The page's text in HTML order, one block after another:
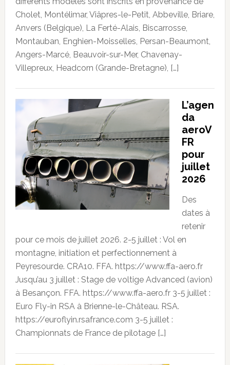
Cholet, Montélimar, Viâpres-le-Petit, Abbeville, Briare,
Anvers (Belgique), La Ferté-Alais, Biscarrosse,
Montauban, Enghien-Moisselles, Persan-Beaumont,
Angers-Marcé, Beauvoir-sur-Mer, Chavenay-
Villepreux, Headcorn (Grande-Bretagne), […]
L’agen
da
aeroV
FR
pour
juillet
2026
Des
dates à
retenir
pour ce mois de juillet 2026. 2-5 juillet : Vol en
montagne, initiation et perfectionnement à
Peyresourde. CRA10. FFA. https://www.ffa-aero.fr
Jusqu’au 3 juillet : Stage de voltige Advanced (avion)
à Besançon. FFA. https://www.ffa-aero.fr 3-5 juillet :
Euro Fly-in RSA à Brienne-le-Château. RSA.
https://euroflyin.rsafrance.com 3-5 juillet :
Championnats de France de pilotage […]